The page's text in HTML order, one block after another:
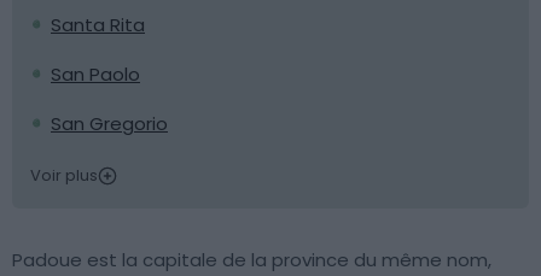
Santa Rita
San Paolo
San Gregorio
Voir plus
Padoue est la capitale de la province du même nom,